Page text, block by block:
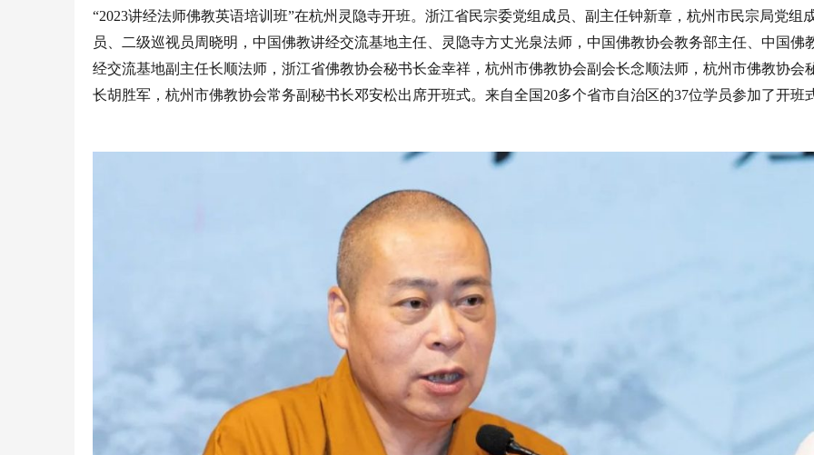
“2023讲经法师佛教英语培训班”在杭州灵隐寺开班。浙江省民宗委党组成员、副主任钟新章，杭州市民宗局党组
员、二级巡视员周晓明，中国佛教讲经交流基地主任、灵隐寺方丈光泉法师，中国佛教协会教务部主任、中国佛
经交流基地副主任长顺法师，浙江省佛教协会秘书长金幸祥，杭州市佛教协会副会长念顺法师，杭州市佛教协会
长胡胜军，杭州市佛教协会常务副秘书长邓安松出席开班式。来自全国 20多个省市自治区的37位学员参加了开班